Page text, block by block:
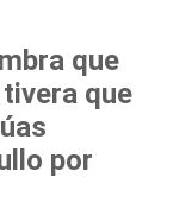
que
que
por